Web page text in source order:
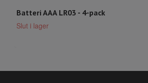
Batteri AAA LR03 - 4-pack
Slut i lager